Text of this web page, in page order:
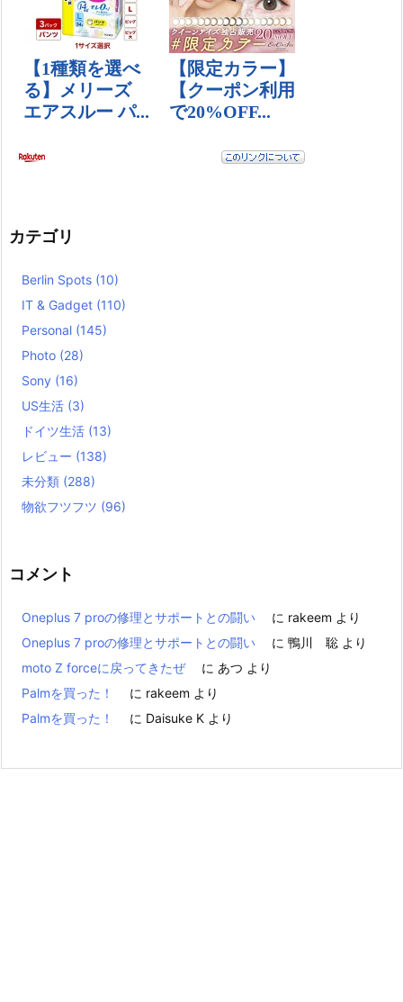
カテゴリ
Berlin Spots (10)
IT & Gadget (110)
Personal (145)
Photo (28)
Sony (16)
US生活 (3)
ドイツ生活 (13)
レビュー (138)
未分類 (288)
物欲フツフツ (96)
コメント
Oneplus 7 proの修理とサポートとの闘い に rakeem より
Oneplus 7 proの修理とサポートとの闘い
に 鴨川 聡 より
moto Z forceに戻ってきたぜ
に あつ より
Palmを買った！
に rakeem より
Palmを買った！
に Daisuke K より